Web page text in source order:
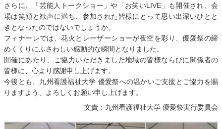
さらに、「芸能人トークショー」や「お笑いLIVE」も開催され、会
場は笑顔と歓声に満ち、参加された皆様にとって思い出深いひとと
きとなったのではないでしょうか。
フィナーレでは、花火とレーザーショーが夜空を彩り、優愛祭の締
めくくりにふさわしい感動的な瞬間となりました。
開催にあたり、ご協力いただきました地域の皆様ならびに関係者の
皆様に、心より感謝申し上げます。
今後とも、九州看護福祉大学 優愛祭への温かいご支援とご協力を賜
りますよう、よろしくお願い申し上げます。
文責：九州看護福祉大学 優愛祭実行委員会